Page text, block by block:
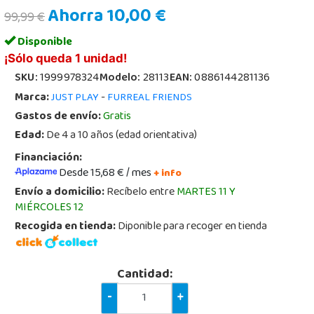
99,99 €Ahorra 10,00 €
Disponible
¡Sólo queda 1 unidad!
SKU:1999978324Modelo:28113EAN:0886144281136
Marca:JUST PLAY-FURREAL FRIENDS
Gastos de envío:Gratis
Edad:De 4 a 10 años (edad orientativa)
Financiación:
Desde 15,68 € / mes+ info
Envío a domicilio:Recíbelo entreMARTES 11 Y
MIÉRCOLES 12
Recogida en tienda:Diponible para recoger en tienda
Cantidad:
-
+